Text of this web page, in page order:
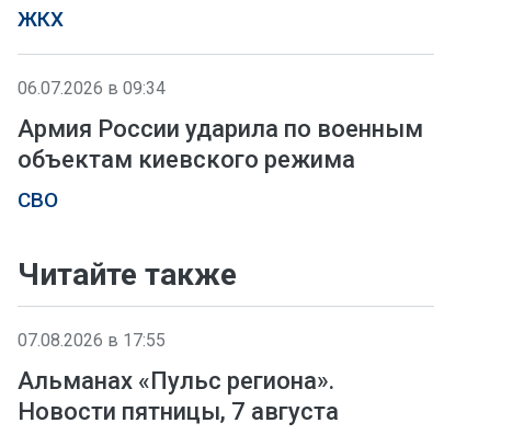
ЖКХ
06.07.2026 в 09:34
Армия России ударила по военным
объектам киевского режима
СВО
Читайте также
07.08.2026 в 17:55
Альманах «Пульс региона».
Новости пятницы, 7 августа